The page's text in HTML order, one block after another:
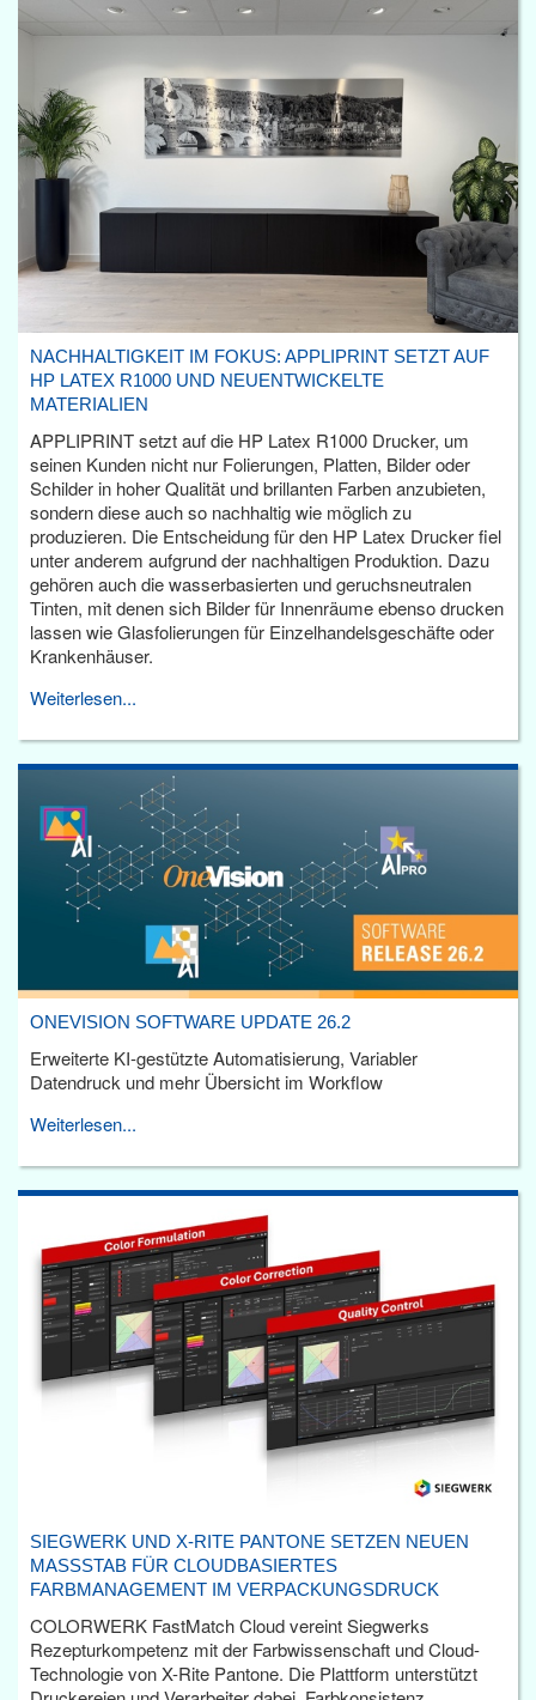
NACHHALTIGKEIT IM FOKUS: APPLIPRINT SETZT AUF
HP LATEX R1000 UND NEUENTWICKELTE
MATERIALIEN
APPLIPRINT setzt auf die HP Latex R1000 Drucker, um
seinen Kunden nicht nur Folierungen, Platten, Bilder oder
Schilder in hoher Qualität und brillanten Farben anzubieten,
sondern diese auch so nachhaltig wie möglich zu
produzieren. Die Entscheidung für den HP Latex Drucker fiel
unter anderem aufgrund der nachhaltigen Produktion. Dazu
gehören auch die wasserbasierten und geruchsneutralen
Tinten, mit denen sich Bilder für Innenräume ebenso drucken
lassen wie Glasfolierungen für Einzelhandelsgeschäfte oder
Krankenhäuser.
Weiterlesen...
ONEVISION SOFTWARE UPDATE 26.2
Erweiterte KI-gestützte Automatisierung, Variabler
Datendruck und mehr Übersicht im Workflow
Weiterlesen...
SIEGWERK UND X-RITE PANTONE SETZEN NEUEN
MASSSTAB FÜR CLOUDBASIERTES F
ARBMANAGEMENT IM VERPACKUNGSDRUCK
COLORWERK FastMatch Cloud vereint Siegwerks
Rezepturkompetenz mit der Farbwissenschaft und Cloud-
Technologie von X-Rite Pantone. Die Plattform unterstützt